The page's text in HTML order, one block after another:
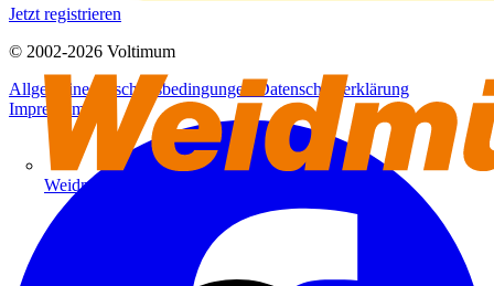
Weidmüller
Jetzt registrieren
© 2002-2026 Voltimum
Allgemeine Geschäftsbedingungen
Datenschutzerklärung
Impressum